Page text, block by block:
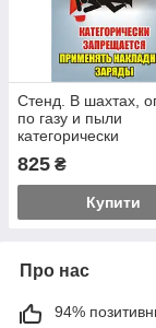
Стенд. В шахтах,
по газу и пыли
категорически
запрещается ….
0,6х1,0. Пластик
825 ₴
Купити
Про нас
94%